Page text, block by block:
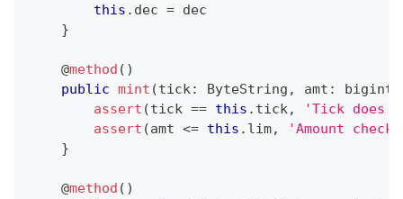
this . dec = dec
}
@method ( )
public mint (tick: ByteString , amt : bigint
assert (tick == this . tick,
'Tick does
assert (amt <= this . lim,
'Amount
}
@method ( )